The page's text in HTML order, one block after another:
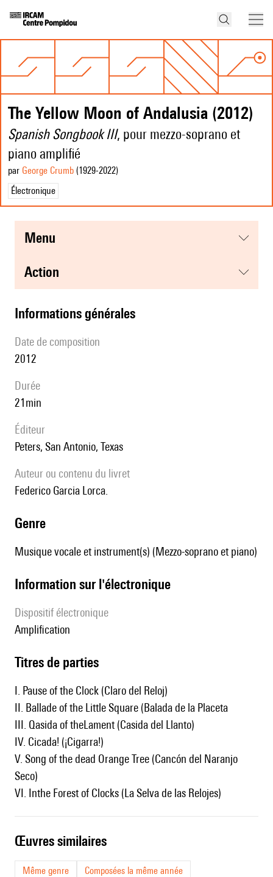
The Yellow Moon of Andalusia (2012)
Spanish Songbook III, pour mezzo-soprano et
piano amplifié
par George Crumb (1929-2022)
Électronique
menu
action
informations générales
date de composition
2012
durée
21min
éditeur
Peters, San Antonio, Texas
Auteur ou contenu du livret
Federico Garcia Lorca.
genre
Musique vocale et instrument(s) (Mezzo-soprano et piano)
Information sur l'électronique
Dispositif électronique
amplification
Titres de parties
I. Pause of the Clock (Claro del Reloj)
II. Ballade of the Little Square (Balada de la Placeta
III. Qasida of theLament (Casida del Llanto)
IV. Cicada! (¡Cigarra!)
V. Song of the dead Orange Tree (Cancón del Naranjo
Seco)
VI. Inthe Forest of Clocks (La Selva de las Relojes)
œuvres similaires
Même genre
Composées la même année